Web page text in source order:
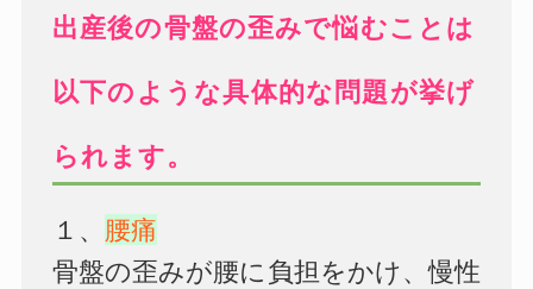
出産後の骨盤の歪みで悩むことは
以下のような具体的な問題が挙げ
られます。
１、 腰痛
骨盤の歪みが腰に負担をかけ、慢性